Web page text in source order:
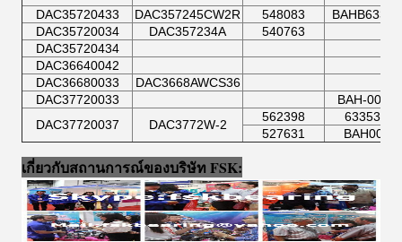
DAC35720433 DAC357245CW2R 548083
DAC35720034
DAC357234A
540763
DAC35720434
DAC36640042
DAC36680033
DAC3668AWCS36
DAC37720033
BAH-
DAC37720037
DAC3772W-2
562398
633531B
527631
BAH0012
เกี่ยวกับสถานการณ์ของบริษัท FSK: